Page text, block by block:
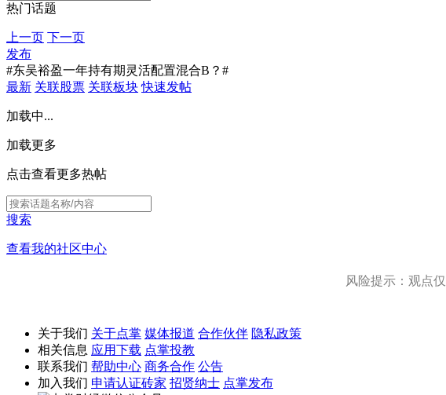
热门话题
上一页 下一页
发布
#东吴裕盈一年持有期灵活配置混合B？#
最新 关联股票 关联板块 快速发帖
加载中...
加载更多
点击查看更多热帖
搜索
查看我的社区中心
风险提示：观点
关于我们 关于点掌 媒体报道 合作伙伴 隐私政策
相关信息 应用下载 点掌投教
联系我们 帮助中心 商务合作 公告
加入我们 申请认证砖家 招贤纳士 点掌发布